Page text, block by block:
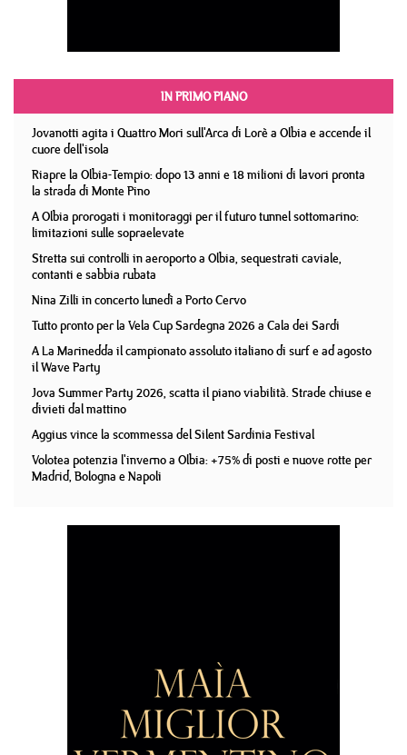
IN PRIMO PIANO
Jovanotti agita i Quattro Mori sull'Arca di Lorè a Olbia e accende il
cuore dell'isola
Riapre la Olbia-Tempio: dopo 13 anni e 18 milioni di lavori pronta
la strada di Monte Pino
A Olbia prorogati i monitoraggi per il futuro tunnel sottomarino:
limitazioni sulle sopraelevate
Stretta sui controlli in aeroporto a Olbia, sequestrati caviale,
contanti e sabbia rubata
Nina Zilli in concerto lunedì a Porto Cervo
Tutto pronto per la Vela Cup Sardegna 2026 a Cala dei Sardi
A La Marinedda il campionato assoluto italiano di surf e ad agosto
il Wave Party
Jova Summer Party 2026, scatta il piano viabilità. Strade chiuse e
divieti dal mattino
Aggius vince la scommessa del Silent Sardinia Festival
Volotea potenzia l'inverno a Olbia: +75% di posti e nuove rotte per
Madrid, Bologna e Napoli